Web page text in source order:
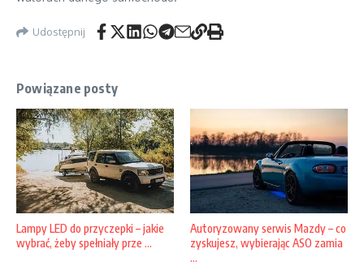
Udostępnij
Powiązane posty
Lampy LED do przyczepki – jakie
wybrać, żeby spełniały prze ...
Autoryzowany serwis Mazdy – co
zyskujesz, wybierając ASO zamia
...